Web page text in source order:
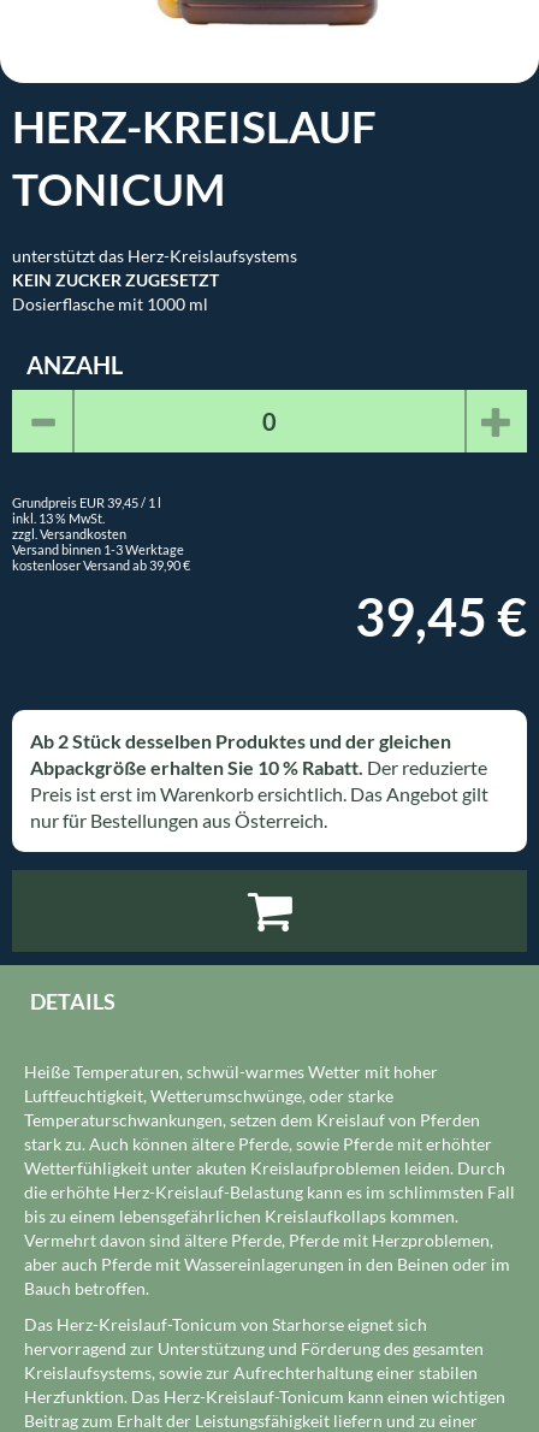
HERZ-KREISLAUF
TONICUM
unterstützt das Herz-Kreislaufsystems
KEIN ZUCKER ZUGESETZT
Dosierflasche mit 1000 ml
ANZAHL
Grundpreis EUR 39,45 / 1 l
inkl. 13 % MwSt.
zzgl. Versandkosten
Versand binnen 1-3 Werktage
kostenloser Versand ab 39,90 €
39,45 €
Ab 2 Stück desselben Produktes und der gleichen
Abpackgröße erhalten Sie 10 % Rabatt. Der reduzierte
Preis ist erst im Warenkorb ersichtlich. Das Angebot gilt
nur für Bestellungen aus Österreich.
DETAILS
Heiße Temperaturen, schwül-warmes Wetter mit hoher
Luftfeuchtigkeit, Wetterumschwünge, oder starke
Temperaturschwankungen, setzen dem Kreislauf von Pferden
stark zu. Auch können ältere Pferde, sowie Pferde mit erhöhter
Wetterfühligkeit unter akuten Kreislaufproblemen leiden. Durch
die erhöhte Herz-Kreislauf-Belastung kann es im schlimmsten Fall
bis zu einem lebensgefährlichen Kreislaufkollaps kommen.
Vermehrt davon sind ältere Pferde, Pferde mit Herzproblemen,
aber auch Pferde mit Wassereinlagerungen in den Beinen oder im
Bauch betroffen.
Das Herz-Kreislauf-Tonicum von Starhorse eignet sich
hervorragend zur Unterstützung und Förderung des gesamten
Kreislaufsystems, sowie zur Aufrechterhaltung einer stabilen
Herzfunktion. Das Herz-Kreislauf-Tonicum kann einen wichtigen
Beitrag zum Erhalt der Leistungsfähigkeit liefern und zu einer